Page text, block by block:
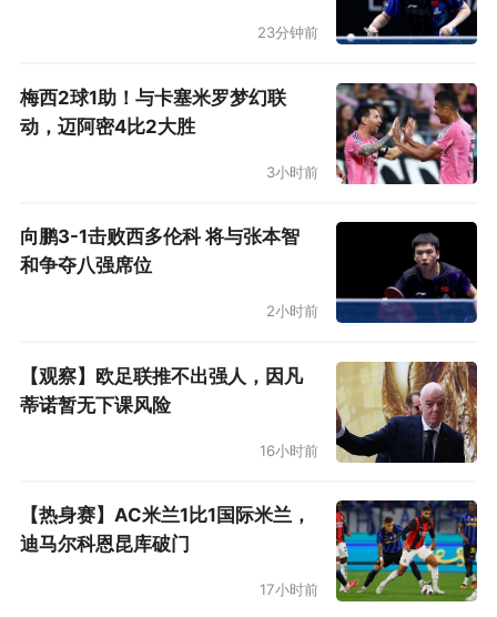
23分钟前
梅西2球1助！与卡塞米罗梦幻联
动，迈阿密4比2大胜
3小时前
向鹏3-1击败西多伦科 将与张本智
和争夺八强席位
2小时前
【观察】欧足联推不出强人，因凡
蒂诺暂无下课风险
16小时前
【热身赛】AC米兰1比1国际米兰，
迪马尔科恩昆库破门
17小时前